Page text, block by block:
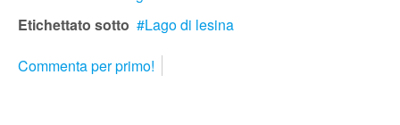
Etichettato sotto
Lago di lesina
Commenta per primo!